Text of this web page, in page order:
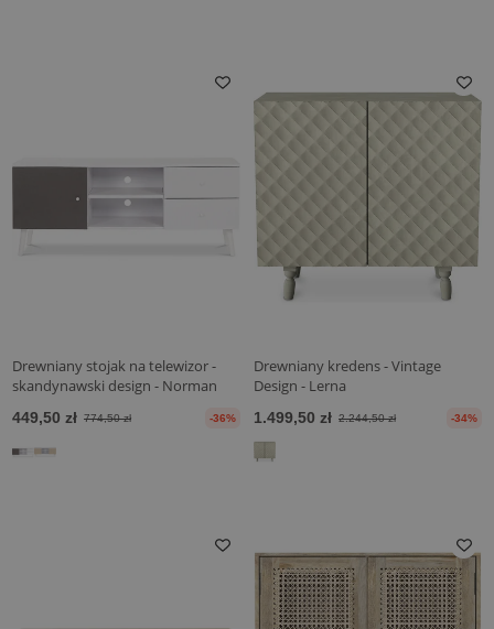
Drewniany stojak na telewizor -
skandynawski design - Norman
449,50 zł 774,50 zł -36%
Drewniany kredens - Vintage
Design - Lerna
1.499,50 zł 2.244,50 zł -34%